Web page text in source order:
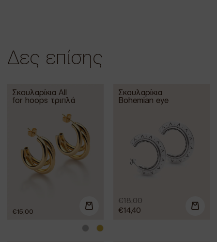
Δες επίσης
Σκουλαρίκια All
for hoops τριπλά
€15,00
Σκουλαρίκια
Bohemian eye
€18,00
€14,40